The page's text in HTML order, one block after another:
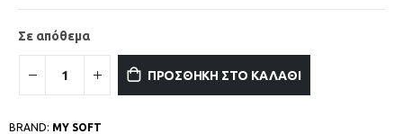
Σε απόθεμα
ΠΡΟΣΘΗΚΗ ΣΤΟ ΚΑΛΑΘΙ
BRAND: MY SOFT